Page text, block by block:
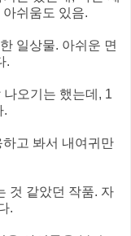
쉬움도 있음.
일상물. 아쉬운 면
.
오기는 했는데, 1
.
고 봐서 내여귀만
것 같았던 작품. 자
.